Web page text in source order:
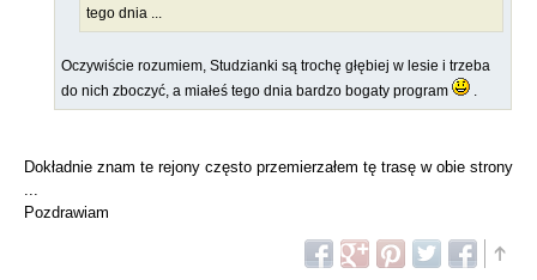
tego dnia ...
Oczywiście rozumiem, Studzianki są trochę głębiej w lesie i trzeba
do nich zboczyć, a miałeś tego dnia bardzo bogaty program
Dokładnie znam te rejony często przemierzałem tę trasę w obie strony
Pozdrawiam